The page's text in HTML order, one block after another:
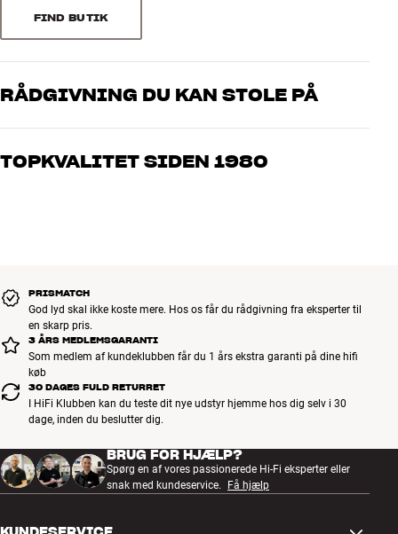
Log ind
Kundeservice
FIND BUTIK
RÅDGIVNING DU KAN STOLE PÅ
Vores medarbejdere er ægte entusiaster, som kender produkterne
os, hvad du drømmer om – så finder vi den løsning, der passer
TOPKVALITET SIDEN 1980
PRISMATCH
God lyd skal ikke koste mere. Hos os får du rådgivning fra eksperter til
en skarp pris.
3 ÅRS MEDLEMSGARANTI
Som medlem af kundeklubben får du 1 års ekstra garanti på dine hifi
køb
30 DAGES FULD RETURRET
I HiFi Klubben kan du teste dit nye udstyr hjemme hos dig selv i 30
dage, inden du beslutter dig.
BRUG FOR HJÆLP?
Spørg en af vores passionerede Hi-Fi eksperter eller
snak med kundeservice.
Få hjælp